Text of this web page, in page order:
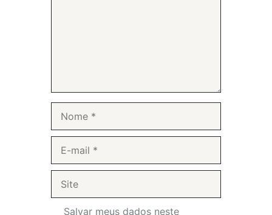
mail
Salvar meus dados neste